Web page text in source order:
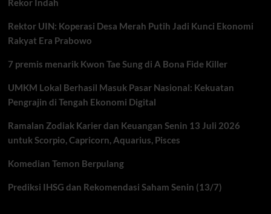
Rekor Indah
Rektor UIN: Koperasi Desa Merah Putih Jadi Kunci Ekonomi
Rakyat Era Prabowo
7 premis menarik Kwon Tae Sung di A Bona Fide Killer
UMKM Lokal Berhasil Masuk Pasar Nasional: Kekuatan
Pengrajin di Tengah Ekonomi Digital
Ramalan Zodiak Karier dan Keuangan Senin 13 Juli 2026
untuk Scorpio, Capricorn, Aquarius, Pisces
Komedian Temon Berpulang
Prediksi IHSG dan Rekomendasi Saham Senin (13/7)